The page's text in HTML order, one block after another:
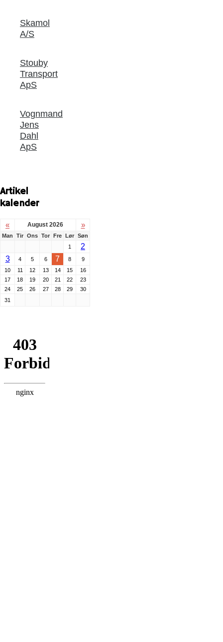
Skamol
A/S
Stouby
Transport
ApS
Vognmand
Jens
Dahl
ApS
Artikel
kalender
« August 2026 »
Man Tir Ons Tor Fre Lør Søn
1
2
3
4 5 6 7 8
9
10
11 12 13 14 15
16
17
18 19 20 21 22
23
24
25 26 27 28 29
30
31